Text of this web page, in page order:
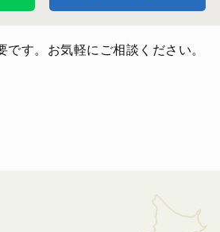
です。お気軽にご相談ください。